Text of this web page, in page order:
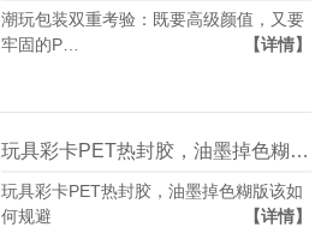
潮玩包装双重考验：既要高级颜值，又要
牢固的P…
【详情】
玩具彩卡PET热封胶，油墨掉色糊版该如何规避
玩具彩卡PET热封胶，油墨掉色糊版该如
何规避
【详情】